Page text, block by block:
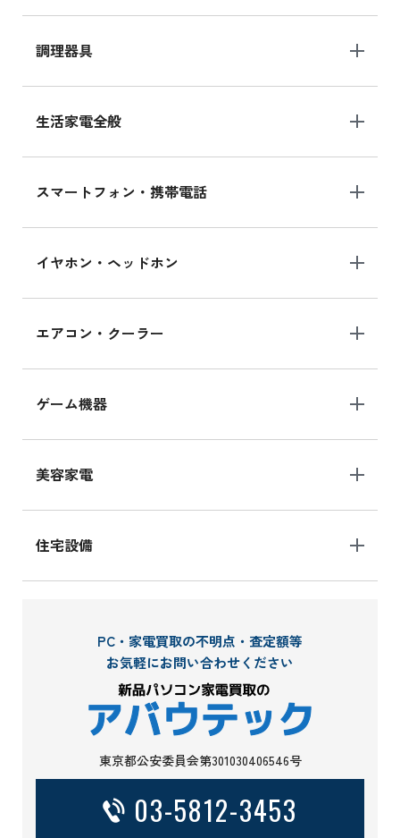
調理器具
生活家電全般
スマートフォン・携帯電話
イヤホン・ヘッドホン
エアコン・クーラー
ゲーム機器
美容家電
住宅設備
PC・家電買取の不明点・査定額等
お気軽にお問い合わせください
東京都公安委員会第301030406546号
03-5812-3453